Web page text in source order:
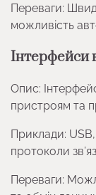
Переваги:
можливість
Інтерфейси
Опис:
пристроям та
Приклади:
протоколи
Переваги: